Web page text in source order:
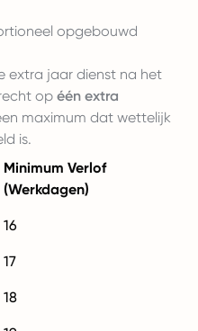
opgebouwd
extra jaar dienst na het
op één extra
maximum dat wettelijk
is.
Minimum Verlof
(Werkdagen)
16
17
18